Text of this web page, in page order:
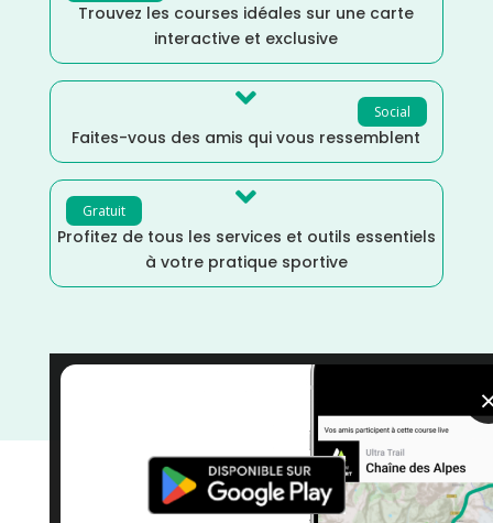
Trouvez les courses idéales sur une carte
interactive et exclusive
Social

Faites-vous des amis qui vous ressemblent
Gratuit 
Profitez de tous les services et outils essentiels
à votre pratique sportive
Auvergne Rhône Alpes